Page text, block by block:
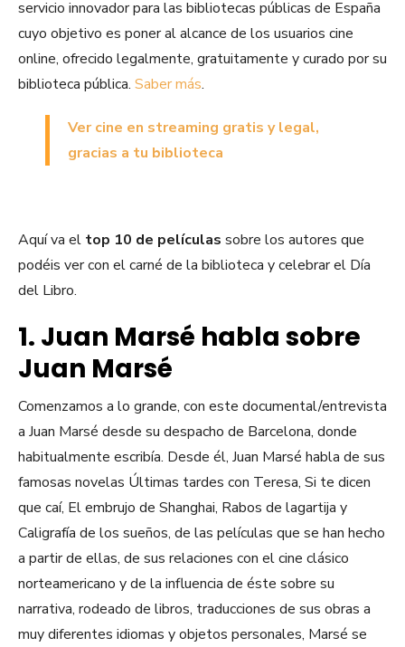
servicio innovador para las bibliotecas públicas de España
cuyo objetivo es poner al alcance de los usuarios cine
online, ofrecido legalmente, gratuitamente y curado por su
biblioteca pública. Saber más.
Ver cine en streaming gratis y legal,
gracias a tu biblioteca
Aquí va el top 10 de películas sobre los autores que
podéis ver con el carné de la biblioteca y celebrar el Día
del Libro.
1. Juan Marsé habla sobre
Juan Marsé
Comenzamos a lo grande, con este documental/entrevista
a Juan Marsé desde su despacho de Barcelona, donde
habitualmente escribía. Desde él, Juan Marsé habla de sus
famosas novelas Últimas tardes con Teresa, Si te dicen
que caí, El embrujo de Shanghai, Rabos de lagartija y
Caligrafía de los sueños, de las películas que se han hecho
a partir de ellas, de sus relaciones con el cine clásico
norteamericano y de la influencia de éste sobre su
narrativa, rodeado de libros, traducciones de sus obras a
muy diferentes idiomas y objetos personales, Marsé se